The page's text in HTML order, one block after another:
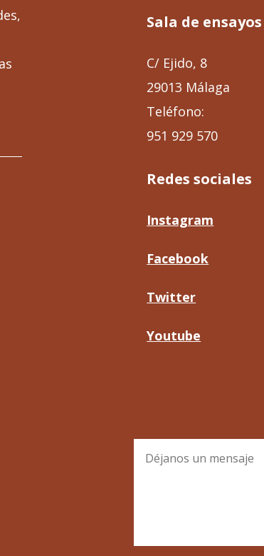
Sala de ensayos
C/ Ejido, 8
29013 Málaga
Teléfono:
951 929 570
Redes sociales
Instagram
Facebook
Twitter
Youtube